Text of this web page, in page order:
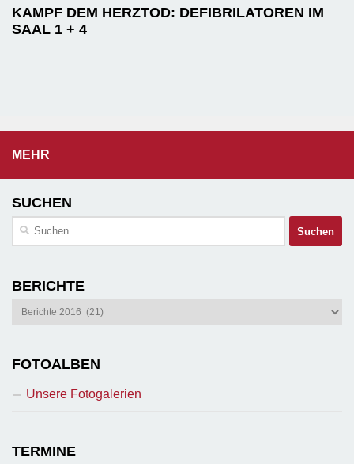
KAMPF DEM HERZTOD: DEFIBRILATOREN IM
SAAL 1 + 4
MEHR
SUCHEN
Suchen
BERICHTE
Berichte
FOTOALBEN
Unsere Fotogalerien
TERMINE